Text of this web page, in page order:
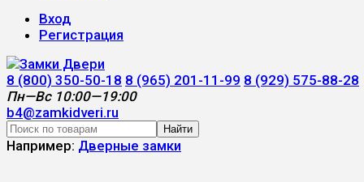
Вход
Регистрация
8 (800) 350-50-18 8 (965) 201-11-99 8 (929) 575-88-28
Пн—Вс 10:00—19:00
b4@zamkidveri.ru
Найти
Например: Дверные замки